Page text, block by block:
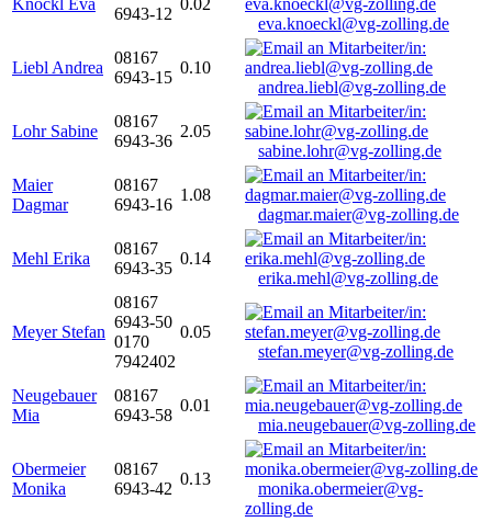
Knöckl Eva
6943-12
0.02
eva.knoeckl@vg-zolling.de
Liebl Andrea
08167
6943-15
0.10
andrea.liebl@vg-zolling.de
Lohr Sabine
08167
6943-36
2.05
sabine.lohr@vg-zolling.de
Maier
Dagmar
08167
6943-16
1.08
dagmar.maier@vg-zolling.de
Mehl Erika
08167
6943-35
0.14
erika.mehl@vg-zolling.de
Meyer Stefan
08167
6943-50
0170
7942402
0.05
stefan.meyer@vg-zolling.de
Neugebauer
Mia
08167
6943-58
0.01
mia.neugebauer@vg-zolling.de
Obermeier
Monika
08167
6943-42
0.13
monika.obermeier@vg-
zolling.de